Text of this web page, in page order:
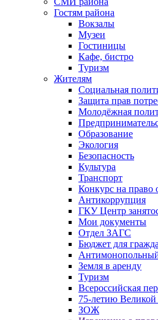
Гостям района
Вокзалы
Музеи
Гостиницы
Кафе, бистро
Туризм
Жителям
Социальная
Защита прав
Молодёжная
Образование
Экология
Безопасность
Культура
Транспорт
Конкурс на право
Антикоррупция
ГКУ Центр
Мои документы
Отдел ЗАГС
Бюджет для
Земля в аренду
Туризм
Всероссийская
75-летию
ЗОЖ